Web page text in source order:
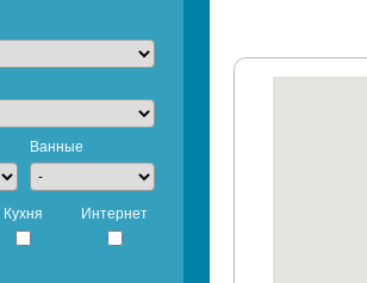
Ванные
Кухня Интернет